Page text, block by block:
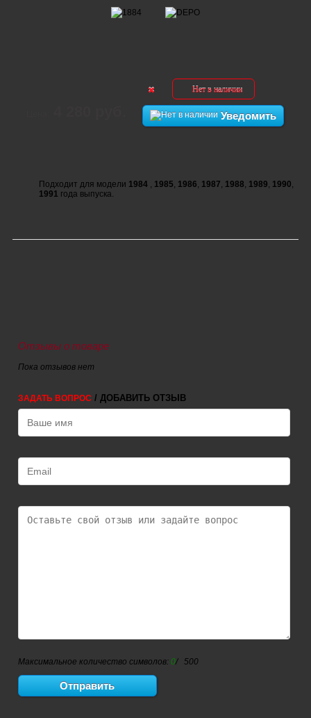
Нет в наличии
Уведомить
Подходит для модели 1984 , 1985, 1986, 1987, 1988, 1989, 1990,
1991 года выпуска.
Отзывы о товаре
Пока отзывов нет
ЗАДАТЬ ВОПРОС / ДОБАВИТЬ ОТЗЫВ
Максимальное количество символов: 0/ 500